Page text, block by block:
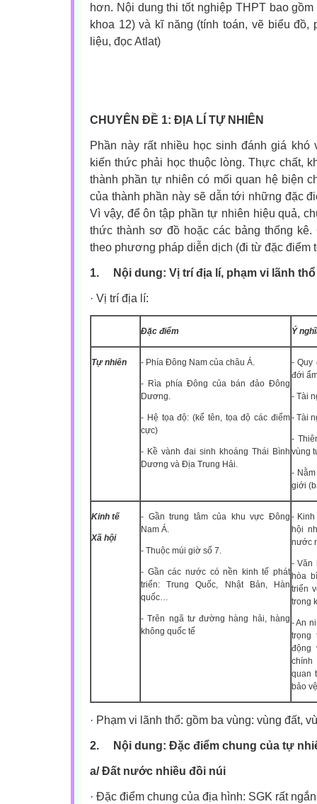
hơn. Nội dung thi tốt nghiệp THPT bao
khoa 12) và kĩ năng (tính toán, vẽ biểu đồ,
liệu, đọc Atlat)
CHUYÊN ĐỀ 1: ĐỊA LÍ TỰ NHIÊN
Phần này rất nhiều học sinh đánh giá
kiến thức phải học thuộc lòng. Thực chất,
thành phần tự nhiên có mối quan hệ biện
của thành phần này sẽ dẫn tới những đặc
Vì vậy, để ôn tập phần tự nhiên hiệu quả,
thức thành sơ đồ hoặc các bảng thống
theo phương pháp diễn dịch (đi từ đặc điểm
1.
Nội dung: Vị trí địa lí, phạm vi lãnh thổ
· Vị trí địa lí:
Đặc điểm Ý
Tự nhiên - Phía Đông Nam của châu Á.
- Rìa phía Đông của bán đảo Đông
Dương.
- Hệ tọa độ: (kể tên, tọa độ các điểm
cực)
- Kề vành đai sinh khoáng Thái Bình
Dương và Địa Trung Hải.
- Quy
đới
- Tài
- Tài
-
vùng
-
giới
Kinh tế
Xã hội
- Gần trung tâm của khu vực Đông
Nam Á.
- Thuộc múi giờ số 7.
- Gần các nước có nền kinh tế phát
triển: Trung Quốc, Nhật Bản, Hàn
quốc…
- Trên ngã tư đường hàng hải, hàng
không quốc tế
-
hội
nước
- Văn
hòa
triển
trong
- An
trọng
động
chính
quan
bảo
· Phạm vi lãnh thổ: gồm ba vùng: vùng đất,
2.
Nội dung: Đặc điểm chung của tự
a/ Đất nước nhiều đồi núi
· Đặc điểm chung của địa hình: SGK rất